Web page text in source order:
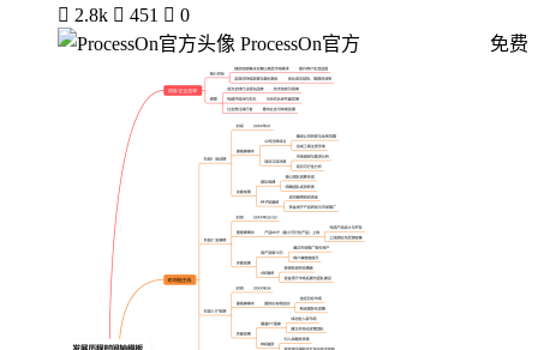
 2.8k  451  0
ProcessOn官方
免费